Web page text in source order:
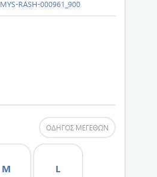
MYS-RASH-000961_900
ΟΔΗΓΌΣ ΜΕΓΕΘΏΝ
M L